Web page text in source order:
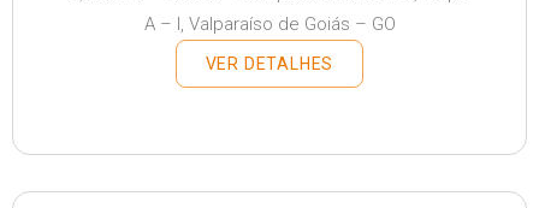
A – I, Valparaíso de Goiás – GO
VER DETALHES